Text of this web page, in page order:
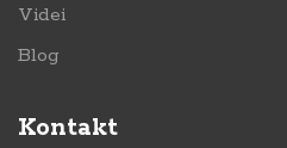
Videi
Blog
Kontakt